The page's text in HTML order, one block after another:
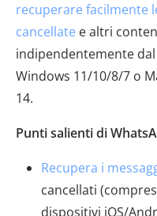
recuperare facilmente
cancellate e altri
indipendentemente
Windows 11/10/8/7 o
14.
Punti salienti di
Recupera i
cancellati
dispositivi iOS/